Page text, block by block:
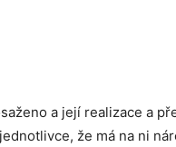
a její realizace a
že má na ni